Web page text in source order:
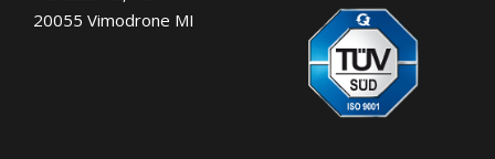
20055 Vimodrone MI